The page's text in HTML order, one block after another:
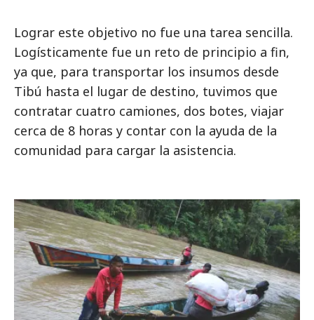
Lograr este objetivo no fue una tarea sencilla.
Logísticamente fue un reto de principio a fin,
ya que, para transportar los insumos desde
Tibú hasta el lugar de destino, tuvimos que
contratar cuatro camiones, dos botes, viajar
cerca de 8 horas y contar con la ayuda de la
comunidad para cargar la asistencia.